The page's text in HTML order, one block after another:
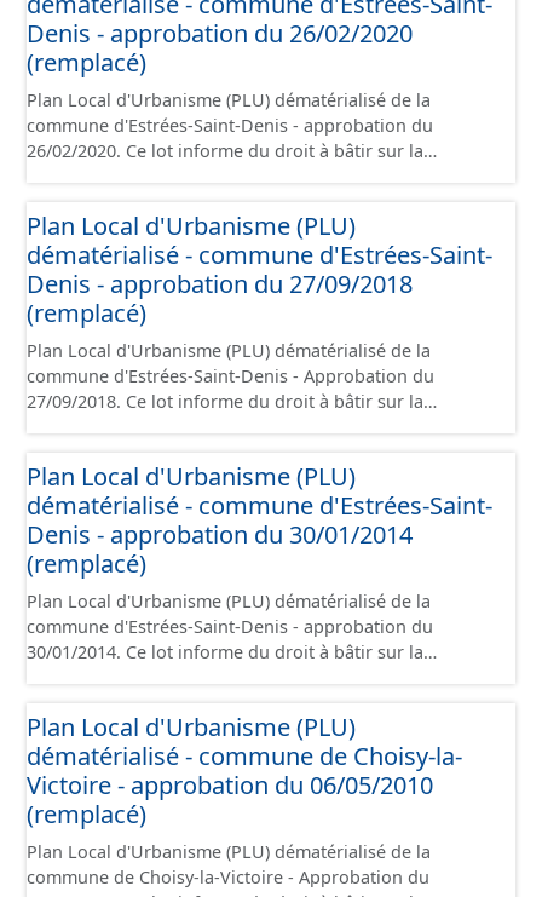
et les données géographiques. Malgré l'attention portée
à la création de ces données, il est rappelé que seuls les
documents papier font foi et sont opposables d'un point
de vue juridique.
Denis - approbation du 26/02/2020
(remplacé)
Plan Local d'Urbanisme (PLU) dématérialisé de la
commune d'Estrées-Saint-Denis - approbation du
26/02/2020. Ce lot informe du droit à bâtir sur la
nationales du CNIG et contient les pièces
administratives, le rapport de présentation, le PADD, le
règlement, les annexes, les orientations d'aménagement
et les données géographiques. Malgré l'attention portée
à la création de ces données, il est rappelé que seuls les
documents papier font foi et sont opposables d'un point
de vue juridique.
Plan Local d'Urbanisme (PLU)
dématérialisé - commune d'Estrées-Saint-
Denis - approbation du 27/09/2018
(remplacé)
Plan Local d'Urbanisme (PLU) dématérialisé de la
commune d'Estrées-Saint-Denis - Approbation du
27/09/2018. Ce lot informe du droit à bâtir sur la
nationales du CNIG et contient les pièces
administratives, le rapport de présentation, le PADD, le
règlement, les annexes, les orientations d'aménagement
et les données géographiques. Malgré l'attention portée
à la création de ces données, il est rappelé que seuls les
documents papier font foi et sont opposables d'un point
de vue juridique.
Plan Local d'Urbanisme (PLU)
dématérialisé - commune d'Estrées-Saint-
Denis - approbation du 30/01/2014
(remplacé)
Plan Local d'Urbanisme (PLU) dématérialisé de la
commune d'Estrées-Saint-Denis - approbation du
30/01/2014. Ce lot informe du droit à bâtir sur la
contient les pièces administratives, le rapport de
présentation, le PADD, le règlement (à l'exception des
plans de zonages), les annexes, les orientations
d'aménagement et les données géographiques. Malgré
l'attention portée à la création de ces données, il est
rappelé que seuls les documents papier font foi et sont
opposables d'un point de vue juridique.
Plan Local d'Urbanisme (PLU)
dématérialisé - commune de Choisy-la-
Victoire - approbation du 06/05/2010
(remplacé)
Plan Local d'Urbanisme (PLU) dématérialisé de la
commune de Choisy-la-Victoire - Approbation du